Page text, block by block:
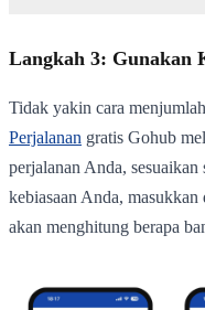
Langkah 3: Gunakan
Tidak yakin cara
Perjalanan gratis Gohub
perjalanan Anda, sesuaikan
kebiasaan Anda,
akan menghitung berapa